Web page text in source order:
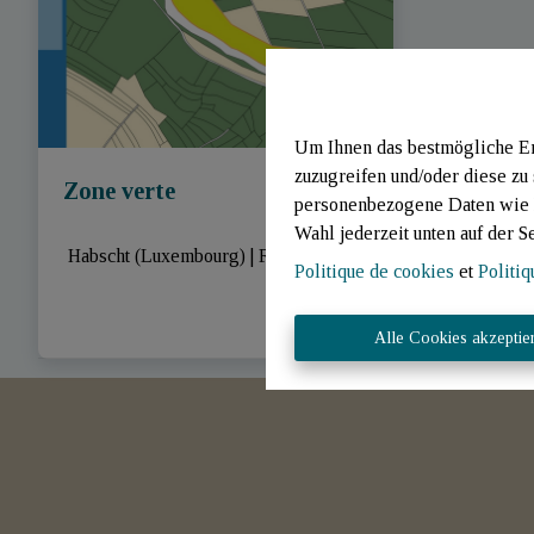
Um Ihnen das bestmögliche
zuzugreifen und/oder diese
personenbezogene Daten
Wahl jederzeit unten auf der
Politique de cookies et
Alle Cookies
Zone verte
Habscht (Luxembourg) Ref